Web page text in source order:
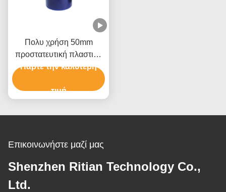
Πολυ χρήση 50mm
προστατευτική πλαστική
ταινία για το τύλιγμα
Πάρτε την καλύτερη
τιμή
Επικοινωνήστε μαζί μας
Shenzhen Ritian Technology Co.,
Ltd.